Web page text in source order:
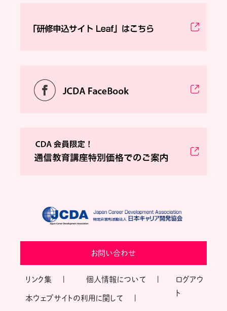
お問い合わせ
リンク集 個人情報について
本ウェブサイトの利用に関して
ログアウ
ト